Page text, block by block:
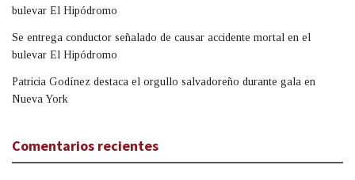
bulevar El Hipódromo
Se entrega conductor señalado de causar accidente mortal en el
bulevar El Hipódromo
Patricia Godínez destaca el orgullo salvadoreño durante gala en
Nueva York
Comentarios recientes